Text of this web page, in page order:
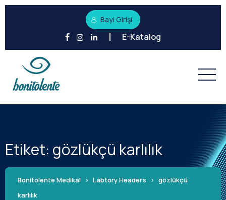
Bayi Girişi
E-Katalog
Etiket: gözlükçü karlılık
Bonitolente Medikal > Labtory Headers > gözlükçü
karlılık